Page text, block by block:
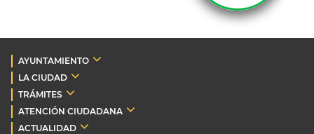
AYUNTAMIENTO
LA CIUDAD
TRÁMITES
ATENCIÓN CIUDADANA
ACTUALIDAD